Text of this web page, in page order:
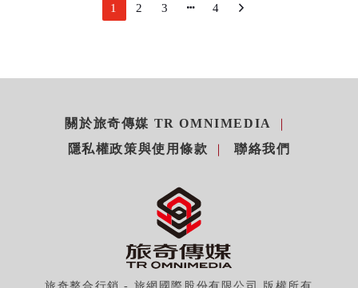
1 2 3 4
關於旅奇傳媒 TR OMNIMEDIA
隱私權政策與使用條款
聯絡我們